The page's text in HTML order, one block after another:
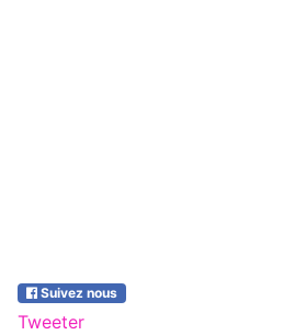
Suivez nous
Tweeter